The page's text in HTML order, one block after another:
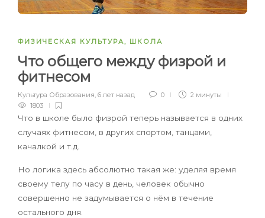
ФИЗИЧЕСКАЯ КУЛЬТУРА, ШКОЛА
Что общего между физрой и
фитнесом
Культура Образования, 6 лет назад 0
2 минуты
1803
Что в школе было физрой теперь называется в одних
случаях фитнесом, в других спортом, танцами,
качалкой и т.д.
Но логика здесь абсолютно такая же: уделяя время
своему телу по часу в день, человек обычно
совершенно не задумывается о нём в течение
остального дня.